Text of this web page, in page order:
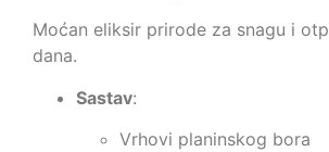
Moćan eliksir prirode za snagu i
dana.
Sastav:
Vrhovi planinskog bora